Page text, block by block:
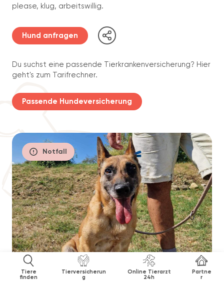
Tiere
finden
Tierversicherun
g
Online Tierarzt
24h
Partne
r
please, klug, arbeitswillig.
Hund anfragen
Du suchst eine passende Tierkrankenversicherung? Hier
geht's zum Tarifrechner.
Passende Hundeversicherung
Notfall